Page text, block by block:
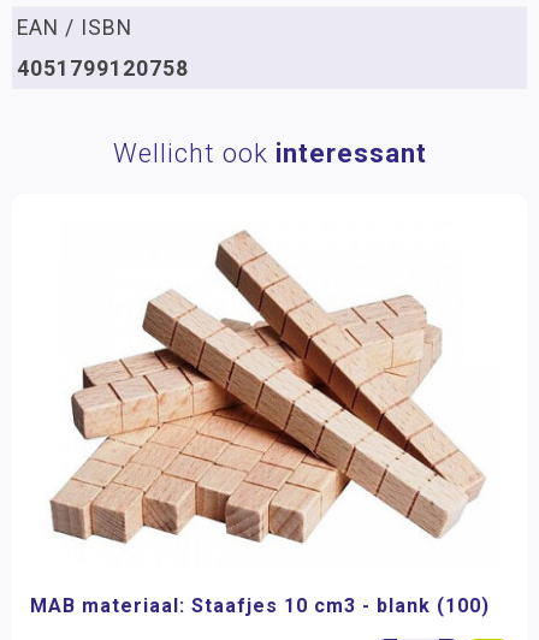
EAN / ISBN
4051799120758
Wellicht ook interessant
MAB materiaal: Staafjes 10 cm3 - blank (100)